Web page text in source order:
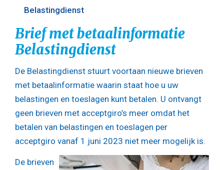
Belastingdienst
Brief met betaalinformatie
Belastingdienst
De Belastingdienst stuurt voortaan nieuwe brieven
met betaalinformatie waarin staat hoe u uw
belastingen en toeslagen kunt betalen. U ontvangt
geen brieven met acceptgiro’s meer omdat het
betalen van belastingen en toeslagen per
acceptgiro vanaf 1 juni 2023 niet meer mogelijk is.
De brieven